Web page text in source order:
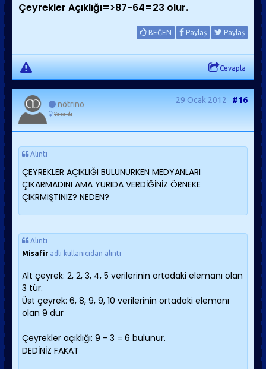
Çeyrekler Açıklığı=>87-64=23 olur.
BEĞEN Paylaş Paylaş
Cevapla
nötrino
Yasaklı
29 Ocak 2012 #16
Alıntı
ÇEYREKLER AÇIKLIĞI BULUNURKEN MEDYANLARI
ÇIKARMADINI AMA YURIDA VERDİĞİNİZ ÖRNEKE
ÇIKRMIŞTINIZ? NEDEN?
Alıntı
Misafir adlı kullanıcıdan alıntı
Alt çeyrek: 2, 2, 3, 4, 5 verilerinin ortadaki elemanı olan
3 tür.
Üst çeyrek: 6, 8, 9, 9, 10 verilerinin ortadaki elemanı
olan 9 dur
Çeyrekler açıklığı: 9 - 3 = 6 bulunur.
DEDİNİZ FAKAT